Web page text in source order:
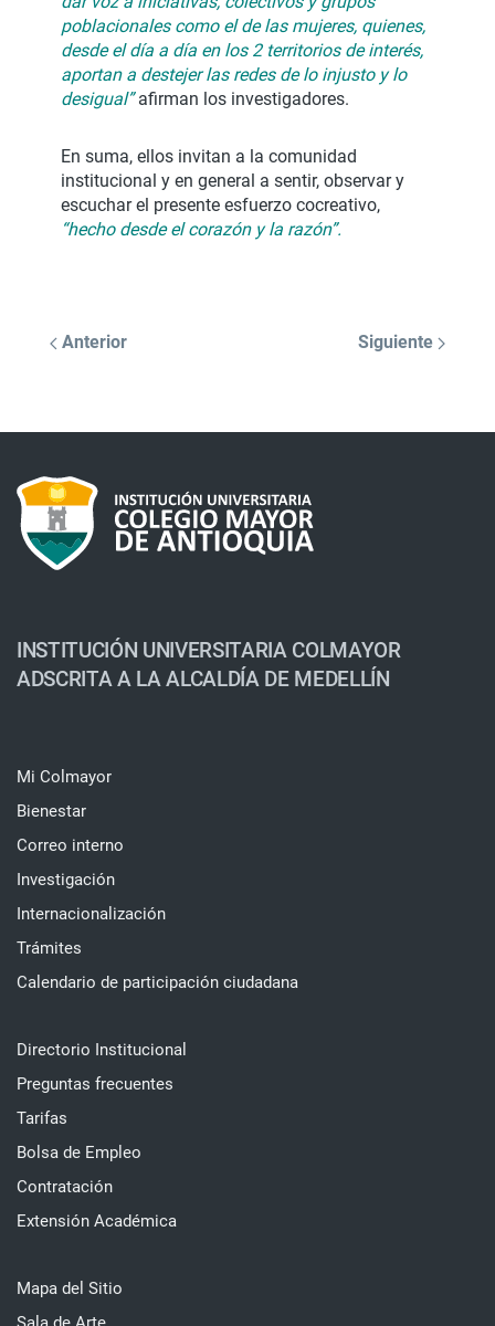
poblacionales como el de las mujeres, quienes,
desde el día a día en los 2 territorios de interés,
aportan a destejer las redes de lo injusto y lo
desigual”afirman los investigadores.
En suma, ellos invitan a la comunidad
institucional y en general a sentir, observar y
escuchar el presente esfuerzo cocreativo,
“hecho desde elcorazón yla razón”.
Anterior Siguiente
INSTITUCIÓN UNIVERSITARIA COLMAYOR
ADSCRITA A LA ALCALDÍA DE MEDELLÍN
Mi Colmayor
Bienestar
Correo interno
Investigación
Internacionalización
Trámites
Calendario de participación ciudadana
Directorio Institucional
Preguntas frecuentes
Tarifas
Bolsa de Empleo
Contratación
Extensión Académica
Mapa del Sitio